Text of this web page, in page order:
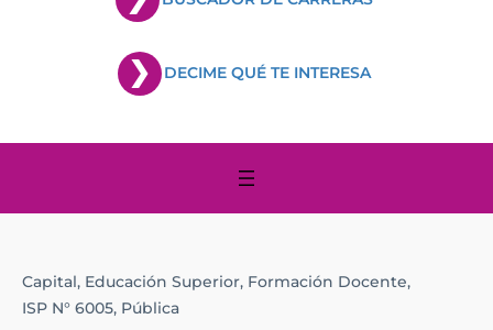
DECIME QUÉ TE INTERESA
Capital, Educación Superior, Formación Docente,
ISP N° 6005, Pública